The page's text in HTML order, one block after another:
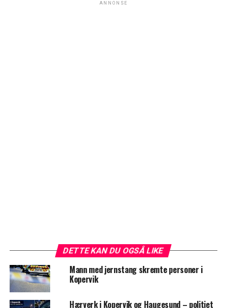
ANNONSE
DETTE KAN DU OGSÅ LIKE
Mann med jernstang skremte personer i
Kopervik
Hærverk i Kopervik og Haugesund – politiet